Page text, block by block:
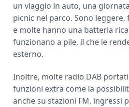
un viaggio in auto, una
picnic nel parco. Sono
e molte hanno una batteria
funzionano a pile, il che le
esterno.
Inoltre, molte radio DAB
funzioni extra come la
anche su stazioni FM, ingressi